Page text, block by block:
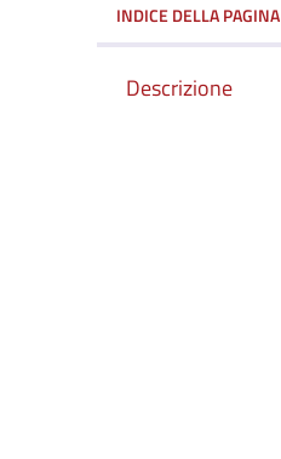
INDICE DELLA PAGINA
Descrizione